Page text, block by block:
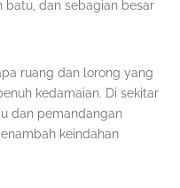
batu, dan sebagian besar
ruang dan lorong yang
kedamaian. Di sekitar
dan pemandangan
keindahan